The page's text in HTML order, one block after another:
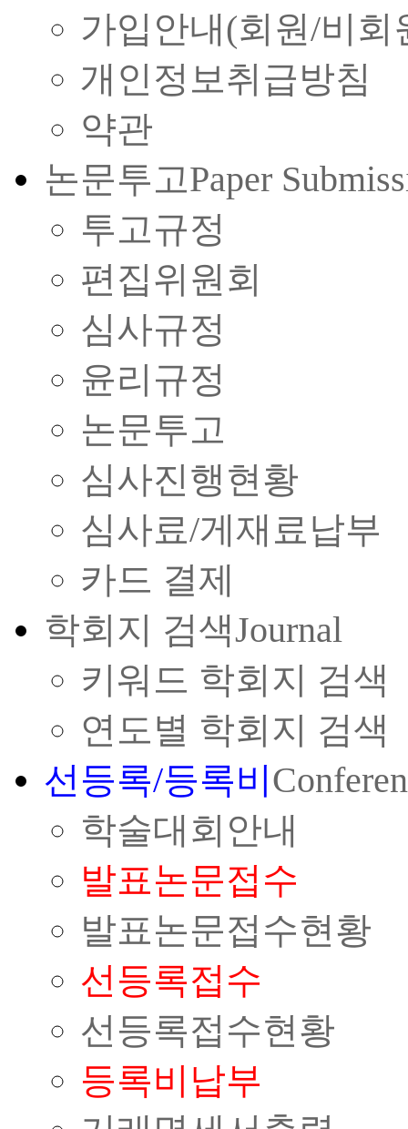
가입안내(회원/비회
개인정보취급방침
약관
논문투고Paper
투고규정
편집위원회
심사규정
윤리규정
논문투고
심사진행현황
심사료/게재료납부
카드 결제
학회지 검색Journal
키워드 학회지 검색
연도별 학회지 검색
선등록/등록비
학술대회안내
발표논문접수
발표논문접수현황
선등록접수
선등록접수현황
등록비납부